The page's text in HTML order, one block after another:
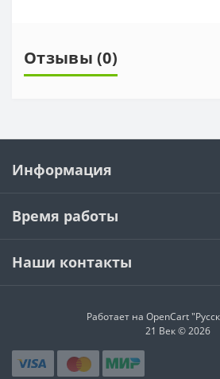
Отзывы (0)
Информация
Время работы
Наши контакты
Работает на OpenCart
21 Век © 2026